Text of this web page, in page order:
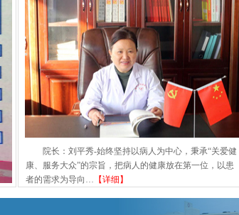
我国产科对无痛分娩有认识误区 无痛分娩仅10% - 2019-12-10
院长：刘平秀-始终坚持以病人为中心，秉承“关爱健
康、服务大众”的宗旨，把病人的健康放在第一位，以患
者的需求为导向… 【详细】